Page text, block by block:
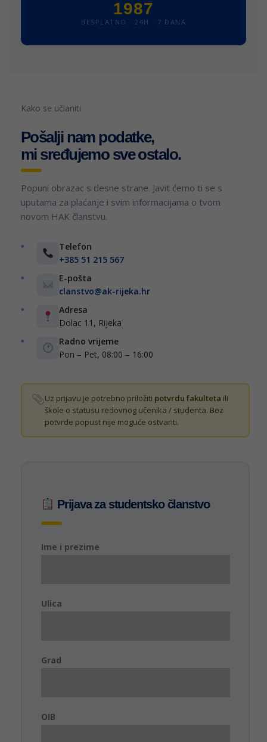
1987
BESPLATNO · 24H · 7 DANA
Kako se učlaniti
Pošalji nam podatke,
mi sređujemo sve ostalo.
Popuni obrazac s desne strane. Javit ćemo ti se s
uputama za plaćanje i svim informacijama o tvom
novom HAK članstvu.
Telefon
+385 51 215 567
E-pošta
clanstvo@ak-rijeka.hr
Adresa
Dolac 11, Rijeka
Radno vrijeme
Pon – Pet, 08:00 – 16:00
Uz prijavu je potrebno priložiti potvrdu fakulteta ili
škole o statusu redovnog učenika / studenta. Bez
potvrde popust nije moguće ostvariti.
Prijava za studentsko članstvo
Ime i prezime
Ulica
Grad
OIB